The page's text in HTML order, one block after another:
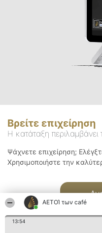
ΑΕΤΟΊ των café
13:54
Βρείτε επιχείρηση
Η κατάταξη
Ψάχνετε επιχείρηση;
Χρησιμοποιήστε την